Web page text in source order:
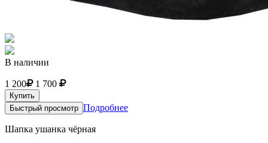
В наличии
1 200 1 700
Купить
Быстрый просмотр Подробнее
Шапка ушанка чёрная